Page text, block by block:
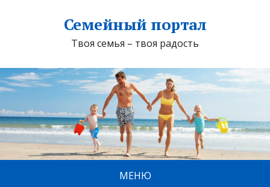
Семейный портал
Твоя семья – твоя радость
МЕНЮ